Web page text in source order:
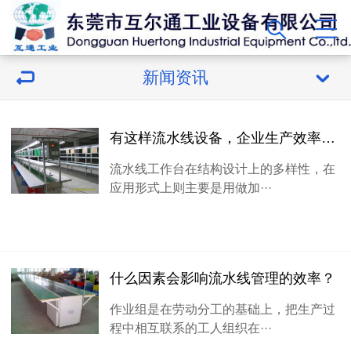
新闻资讯
有这样流水线设备，企业生产效率逐渐提高
流水线工作台在结构设计上的多样性，在
应用形式上则主要是用做加···
什么因素会影响流水线管理的效率？
作业组是在劳动分工的基础上，把生产过
程中相互联系的工人组织在···